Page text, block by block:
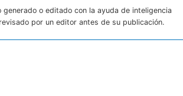
generado o editado con la ayuda de inteligencia
por un editor antes de su publicación.